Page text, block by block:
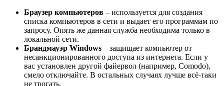
Браузер компьютеров – используется для создания
списка компьютеров в сети и выдает его программам по
запросу. Опять же данная служба необходима только в
локальной сети.
Брандмауэр Windows – защищает компьютер от
несанкционированного доступа из интернета. Если у
вас установлен другой файервол (например, Comodo),
смело отключайте. В остальных случаях лучше всё-таки
не трогать.